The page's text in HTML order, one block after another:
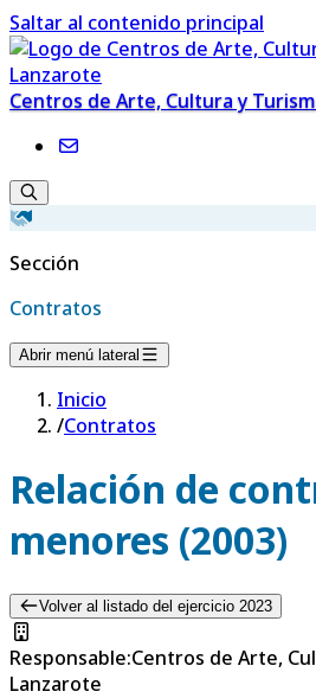
Saltar al contenido principal
Centros de Arte, Cultura y
Sección
Contratos
Abrir menú lateral
Inicio
/Contratos
Relación de
menores (2003)
Volver al listado del ejercicio 2023
Responsable:Centros de Arte,
Lanzarote